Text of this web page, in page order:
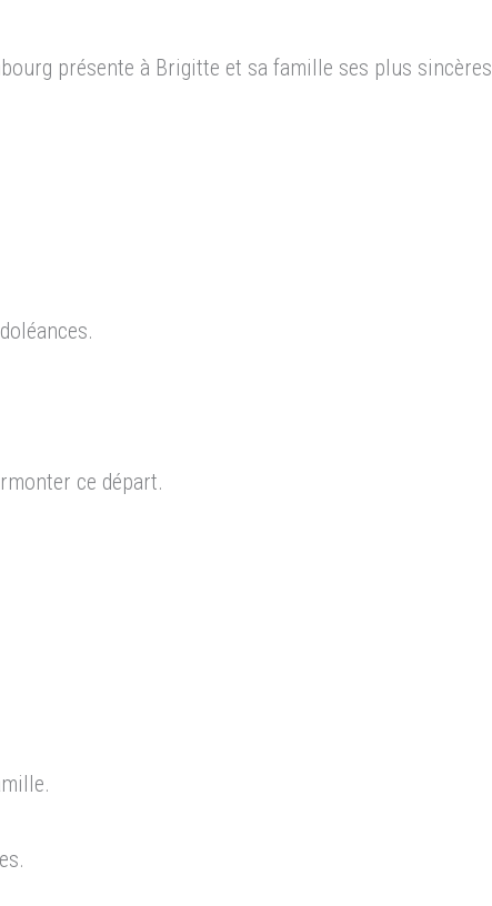
présente à Brigitte et sa famille ses plus
ce départ.